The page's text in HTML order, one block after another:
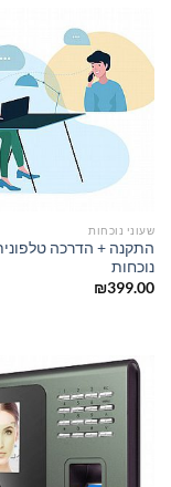
שעוני נוכחות
התקנה + הדרכה
נוכחות
₪399.00